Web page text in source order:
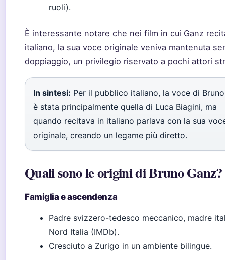
ruoli).
È interessante notare che nei film in cui Ganz
italiano, la sua voce originale veniva mantenuta
doppiaggio, un privilegio riservato a pochi attori
In sintesi: Per il pubblico italiano, la voce di
è stata principalmente quella di Luca Biagini, ma
quando recitava in italiano parlava con la sua
originale, creando un legame più diretto.
Quali sono le origini di Bruno Ganz?
Famiglia e ascendenza
Padre svizzero-tedesco meccanico, madre
Nord Italia (IMDb).
Cresciuto a Zurigo in un ambiente bilingue.